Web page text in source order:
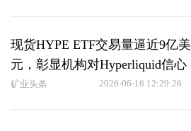
现货HYPE ETF交易量逼近9亿美
元，彰显机构对Hyperliquid信心
矿业头条 2026-06-16 12:29:26